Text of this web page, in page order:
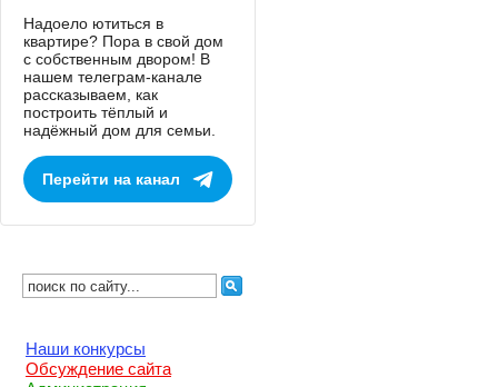
Надоело ютиться в
квартире? Пора в свой дом
с собственным двором! В
нашем телеграм-канале
рассказываем, как
построить тёплый и
надёжный дом для семьи.
Перейти на канал
Наши конкурсы
Обсуждение сайта